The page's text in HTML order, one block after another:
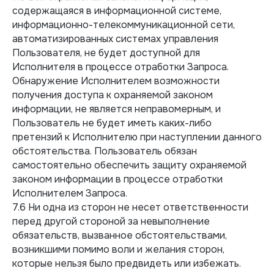
содержащаяся в информационной системе,
информационно-телекоммуникационной сети,
автоматизированных системах управления
Пользователя, не будет доступной для
Исполнителя в процессе отработки Запроса.
Обнаружение Исполнителем возможности
получения доступа к охраняемой законом
информации, не является неправомерным, и
Пользователь не будет иметь каких-либо
претензий к Исполнителю при наступлении данного
обстоятельства. Пользователь обязан
самостоятельно обеспечить защиту охраняемой
законом информации в процессе отработки
Исполнителем Запроса.
7.6 Ни одна из сторон не несет ответственности
перед другой стороной за невыполнение
обязательств, вызванное обстоятельствами,
возникшими помимо воли и желания сторон,
которые нельзя было предвидеть или избежать.